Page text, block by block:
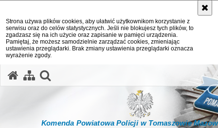
Strona używa plików cookies, aby ułatwić użytkownikom korzystanie z
serwisu oraz do celów statystycznych. Jeśli nie blokujesz tych plików, to
zgadzasz się na ich użycie oraz zapisanie w pamięci urządzenia.
Pamiętaj, że możesz samodzielnie zarządzać cookies, zmieniając
ustawienia przeglądarki. Brak zmiany ustawienia przeglądarki oznacza
wyrażenie zgody.
Komenda Powiatowa Policji w Tomaszowie